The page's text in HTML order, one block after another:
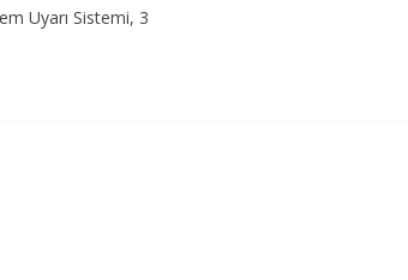
Uyarı Sistemi, 3